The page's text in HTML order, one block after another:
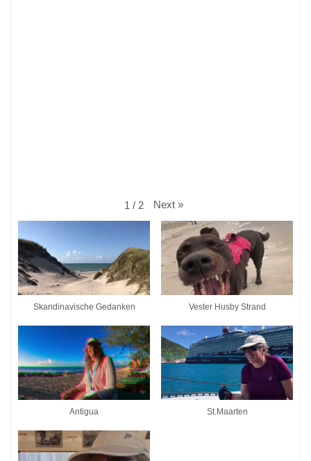
1 / 2 Next »
Skandinavische Gedanken Vester Husby Strand
Antigua St.Maarten